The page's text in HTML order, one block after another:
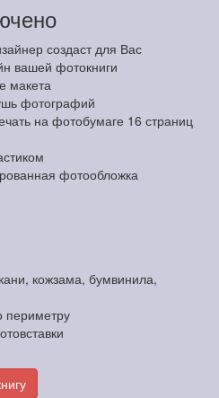
создаст для Вас
вашей фотокниги
макета
фотографий
на фотобумаге 16 страниц
фотообложка
кожзама, бумвинила,
периметру